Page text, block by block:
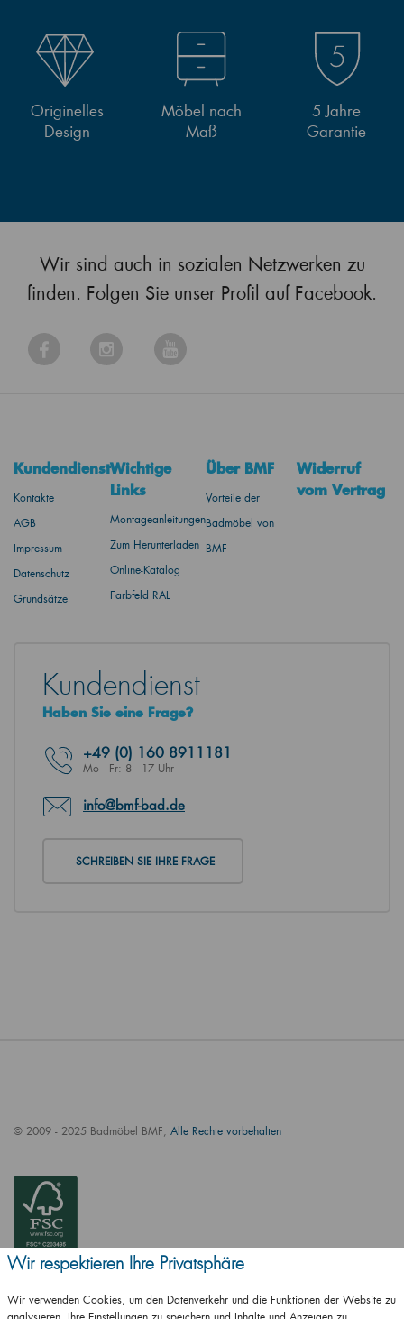
Originelles
Design
Möbel nach
Maß
5 Jahre
Garantie
Wir sind auch in sozialen Netzwerken zu
finden. Folgen Sie unser Profil auf Facebook.
Kundendienst
Kontakte
AGB
Impressum
Datenschutz
Grundsätze
Wichtige
Links
Montageanleitungen
Zum Herunterladen
Online-Katalog
Farbfeld RAL
Über BMF
Vorteile der
Badmöbel von
BMF
Widerruf
vom Vertrag
Kundendienst
Haben Sie eine Frage?
+49 (0) 160 8911181
Mo - Fr: 8 - 17 Uhr
info@bmf-bad.de
SCHREIBEN SIE IHRE FRAGE
© 2009 - 2025 Badmöbel BMF, Alle Rechte vorbehalten
Wir respektieren Ihre Privatsphäre
Wir verwenden Cookies, um den Datenverkehr und die Funktionen der Website zu